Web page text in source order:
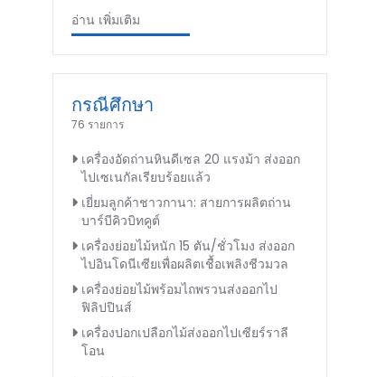
อ่าน เพิ่มเติม
กรณีศึกษา
76 รายการ
เครื่องอัดถ่านหินดีเซล 20 แรงม้า ส่งออก
ไปเซเนกัลเรียบร้อยแล้ว
เยี่ยมลูกค้าชาวกานา: สายการผลิตถ่าน
บาร์บีคิวบิทคูต์
เครื่องย่อยไม้หนัก 15 ตัน/ชั่วโมง ส่งออก
ไปอินโดนีเซียเพื่อผลิตเชื้อเพลิงชีวมวล
เครื่องย่อยไม้พร้อมไถพรวนส่งออกไป
ฟิลิปปินส์
เครื่องปอกเปลือกไม้ส่งออกไปเซียร์ราลี
โอน